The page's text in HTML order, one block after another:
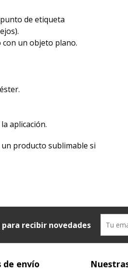
de etiqueta
con un objeto plano.
aplicación.
un producto sublimable si
recibir novedades
de envío